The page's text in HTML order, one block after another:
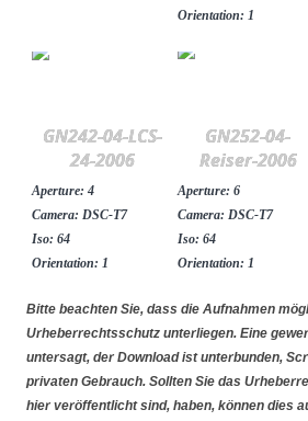
Orientation: 1
GN242-04-LCS-
24-2006
Aperture: 4
Camera: DSC-T7
Iso: 64
Orientation: 1
GN252-04-
Reiser-2006
Aperture: 6
Camera: DSC-T7
Iso: 64
Orientation: 1
Bitte beachten Sie, dass die Aufnahmen
Urheberrechtsschutz unterliegen. Eine
untersagt, der Download ist unterbunden,
privaten Gebrauch. Sollten Sie das
hier veröffentlicht sind, haben, können dies